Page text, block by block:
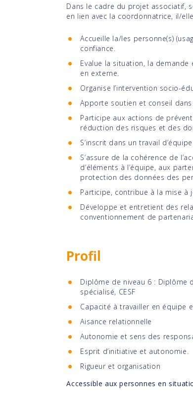
Dans le cadre du projet associatif,
en lien avec la coordonnatrice, il/
Accueille la/les personne(s)
confiance.
Evalue la situation, la
en externe.
Organise l’intervention socio-
Apporte soutien et conseil
Participe aux actions de
réduction des risques et des
S’inscrit dans un travail
S’assure de la cohérence de
d’éléments à l’équipe, aux
protection des données des
Participe, contribue à la mise à
Développe et entretient des
conventionnement de
Profil
Diplôme de niveau 6 : Diplôme
spécialisé, CESF
Capacité à travailler en équipe
Aisance relationnelle
Autonomie et sens des
Esprit d’initiative et autonomie.
Rigueur et organisation
Accessible aux personnes en